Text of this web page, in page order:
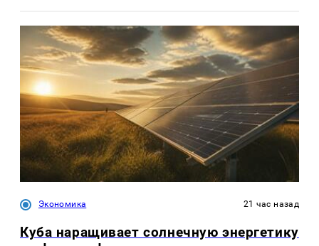
Экономика 21 час назад
Куба наращивает солнечную энергетику